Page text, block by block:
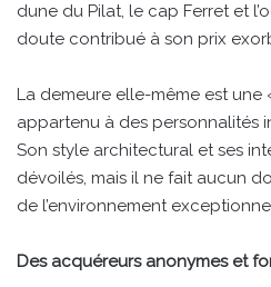
dune du Pilat, le cap Ferret et
doute contribué à son prix
La demeure elle-même est une
appartenu à des personnalités
Son style architectural et ses
dévoilés, mais il ne fait aucun
de l’environnement
Des acquéreurs anonymes et